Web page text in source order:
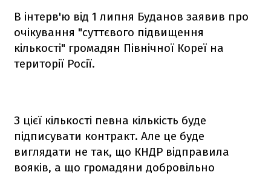
В інтерв'ю від 1 липня Буданов заявив про
очікування "суттєвого підвищення
кількості" громадян Північної Кореї на
території Росії.
З цієї кількості певна кількість буде
підписувати контракт. Але це буде
виглядати не так, що КНДР відправила
вояків, а що громадяни добровільно